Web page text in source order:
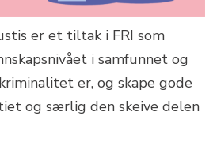
er et tiltak i FRI som
i samfunnet og
er, og skape gode
og særlig den skeive delen